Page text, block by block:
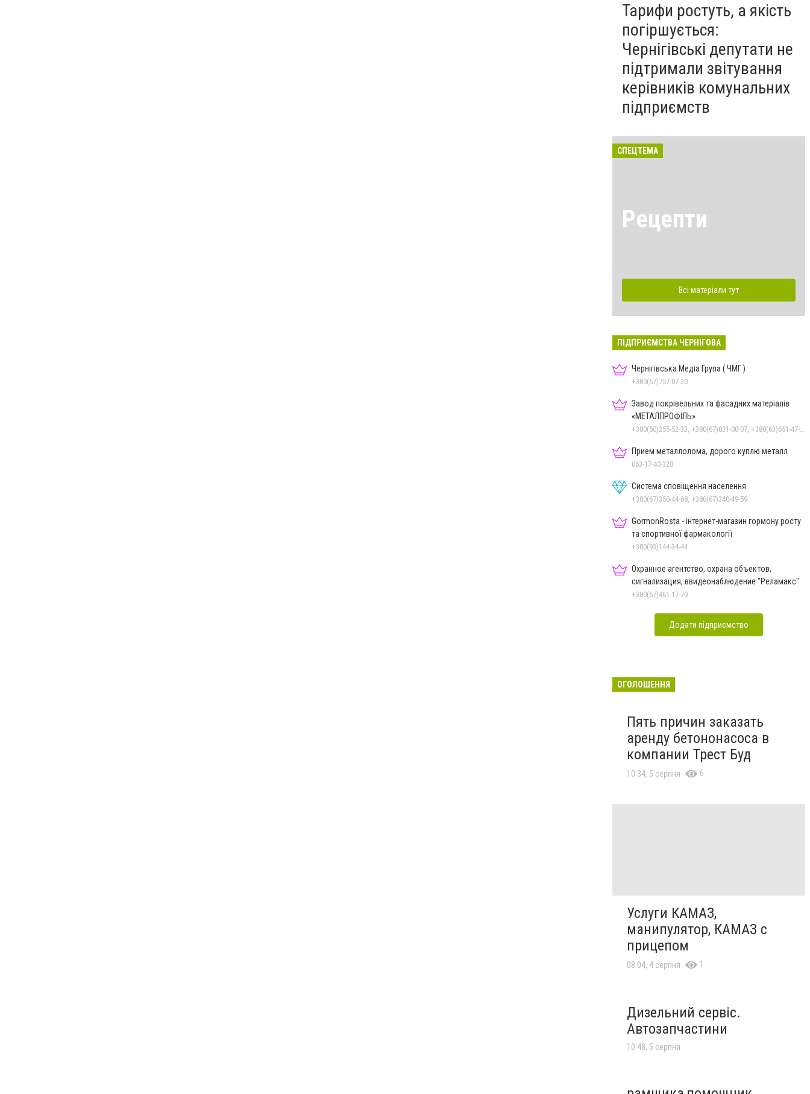
Тарифи ростуть, а якість
погіршується:
Чернігівські депутати не
підтримали звітування
керівників комунальних
підприємств
СПЕЦТЕМА
Рецепти
Всі матеріали тут
ПІДПРИЄМСТВА ЧЕРНІГОВА
Чернігівська Медіа Група ( ЧМГ )
+380(67)757-07-30
Завод покрівельних та фасадних матеріалів
«МЕТАЛПРОФІЛЬ»
Прием металлолома, дорого куплю металл
063-17-40-320
Система сповіщення населення
+380(67)350-44-68, +380(67)340-49-59
GormonRosta - інтернет-магазин гормону росту
та спортивної фармакології
+380(93)144-34-44
Охранное агентство, охрана объектов,
сигнализация, ввидеонаблюдение "Реламакс"
+380(67)461-17-70
Додати підприємство
ОГОЛОШЕННЯ
Пять причин заказать
аренду бетононасоса в
компании Трест Буд
10:34, 5 серпня 6
Услуги КАМАЗ,
манипулятор, КАМАЗ с
прицепом
08:04, 4 серпня 1
Дизельний сервіс.
Автозапчастини
10:48, 5 серпня